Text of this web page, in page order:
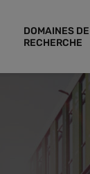
DOMAINES DE
RECHERCHE